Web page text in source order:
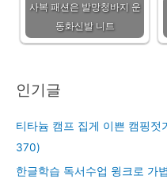
사복 패션은 발망청바지 운
동화신발 니트
인기글
티타늄 캠프 집게 이쁜 캠핑
370)
한글학습 독서수업 윙크로 가